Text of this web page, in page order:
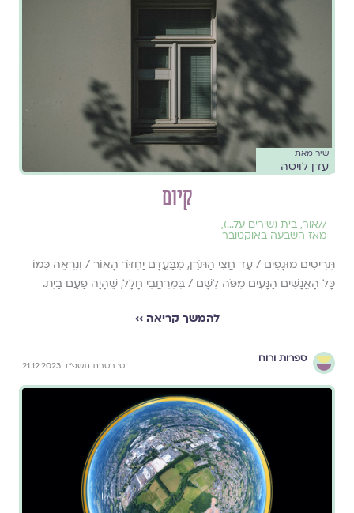
שיר מאת
עדן לויטה
קיום
//אור, בית (שירים על...),
מאז השבעה באוקטובר
תְּרִיסִים מוּגָפִים / עַד חֲצִי הַתֹּרֶן, מִבַּעֲדָם יַחְדֹּר הָאוֹר / וְנִרְאֶה כְּמוֹ
כָּל הָאֲנָשִׁים הַנָּעִים מִפֹּה לְשָׁם / בְּמֶרְחֲבֵי חָלָל, שֶׁהָיָה פַּעַם בַּיִת.
להמשך קריאה ››
ספרות ורוח
ט׳ בטבת תשפ״ד 21.12.2023